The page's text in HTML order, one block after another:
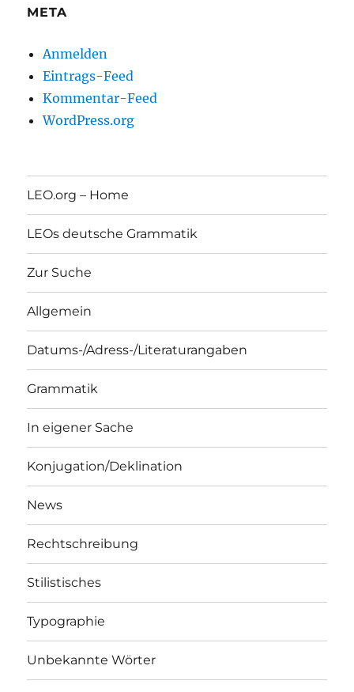
META
Anmelden
Eintrags-Feed
Kommentar-Feed
WordPress.org
LEO.org – Home
LEOs deutsche Grammatik
Zur Suche
Allgemein
Datums-/Adress-/Literaturangaben
Grammatik
In eigener Sache
Konjugation/Deklination
News
Rechtschreibung
Stilistisches
Typographie
Unbekannte Wörter